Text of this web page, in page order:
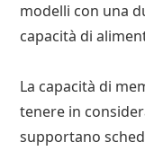
modelli con una
capacità di
La capacità di
tenere in
supportano